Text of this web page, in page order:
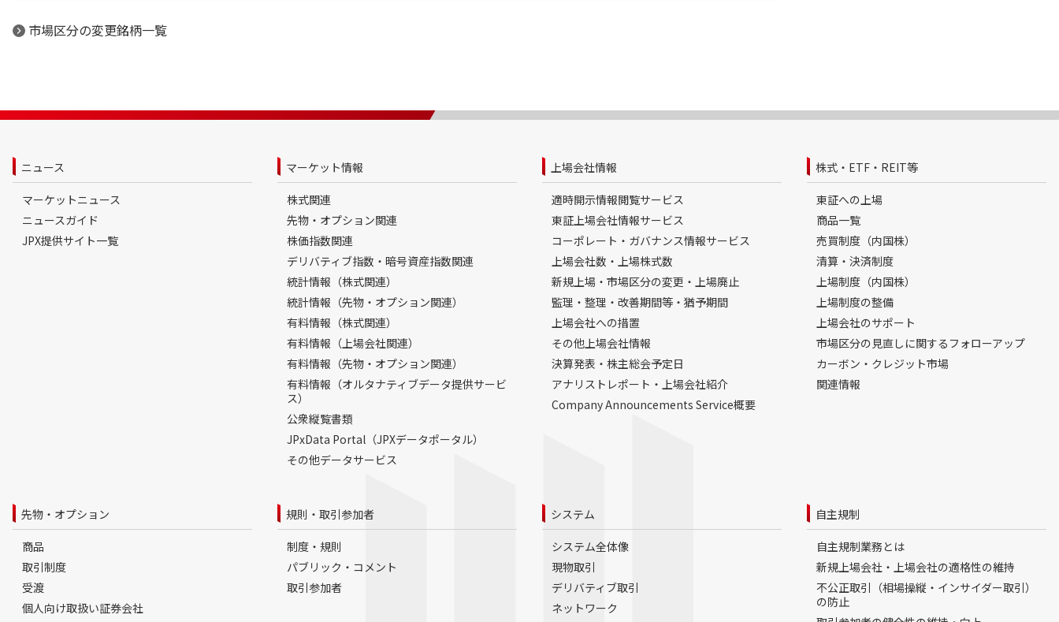
市場区分の変更銘柄一覧
ニュース
マーケットニュース
ニュースガイド
JPX提供サイト一覧
マーケット情報
株式関連
先物・オプション関連
株価指数関連
デリバティブ指数・暗号資産指数関連
統計情報（株式関連）
統計情報（先物・オプション関連）
有料情報（株式関連）
有料情報（上場会社関連）
有料情報（先物・オプション関連）
有料情報（オルタナティブデータ提供サービ
ス）
公衆縦覧書類
JPxData Portal（JPXデータポータル）
その他データサービス
上場会社情報
適時開示情報閲覧サービス
東証上場会社情報サービス
コーポレート・ガバナンス情報サービス
上場会社数・上場株式数
新規上場・市場区分の変更・上場廃止
監理・整理・改善期間等・猶予期間
上場会社への措置
その他上場会社情報
決算発表・株主総会予定日
アナリストレポート・上場会社紹介
Company Announcements Service概要
株式・ETF・REIT等
東証への上場
商品一覧
売買制度（内国株）
清算・決済制度
上場制度（内国株）
上場制度の整備
上場会社のサポート
市場区分の見直しに関するフォローアップ
カーボン・クレジット市場
関連情報
先物・オプション
商品
取引制度
受渡
個人向け取扱い証券会社
規則・取引参加者
制度・規則
パブリック・コメント
取引参加者
システム
システム全体像
現物取引
デリバティブ取引
ネットワーク
自主規制
自主規制業務とは
新規上場会社・上場会社の適格性の維持
不公正取引（相場操縦・インサイダー取引）
の防止